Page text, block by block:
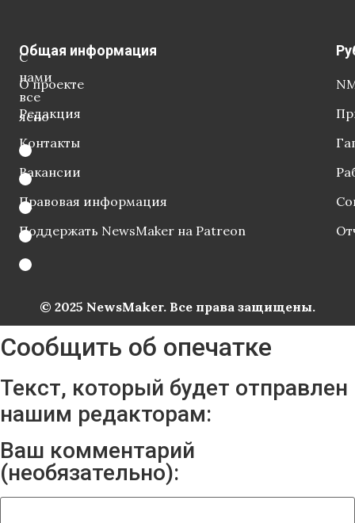
С
нами
все
ясно
Общая информация
О проекте
Редакция
Контакты
Вакансии
Правовая информация
Поддержать NewsMaker на Patreon
© 2025 NewsMaker. Все права защищены.
Сообщить об опечатке
Текст, который будет отправлен
нашим редакторам:
Ваш комментарий
(необязательно):